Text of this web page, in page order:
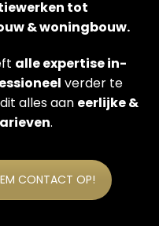
tot
& woningbouw.
alle expertise in-
verder te
alles aan eerlijke &
.
CONTACT OP!